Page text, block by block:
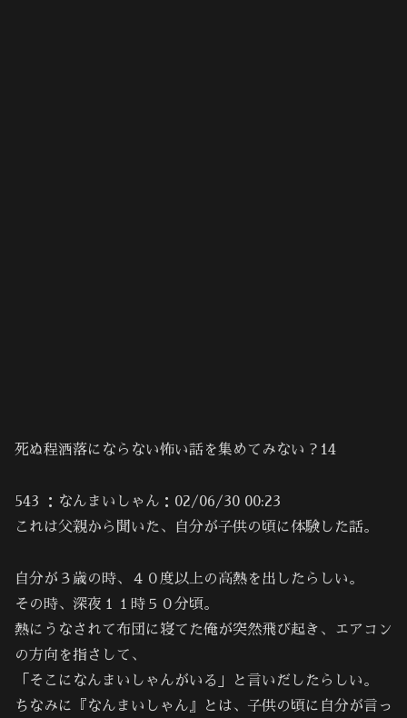
死ぬ程洒落にならない怖い話を集めてみない？14
543 ：なんまいしゃん：02/06/30 00:23
これは父親から聞いた、自分が子供の頃に体験した話。
自分が３歳の時、４０度以上の高熱を出したらしい。
その時、深夜１１時５０分頃。
熱にうなされて布団に寝てた俺が突然飛び起き、エアコン
の方向を指さして、
「そこになんまいしゃんがいる」と言いだしたらしい。
ちなみに『なんまいしゃん』とは、子供の頃に自分が言っ